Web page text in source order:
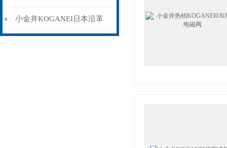
的技术原理
小金井KOGANEI日本沿革